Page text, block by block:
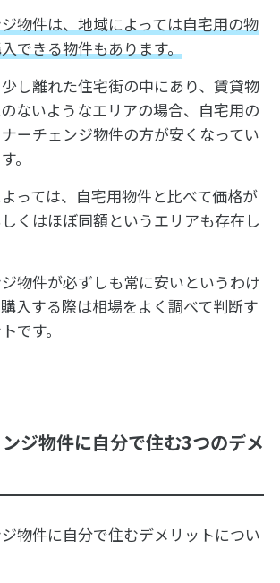
物件は、地域によっては自宅用の物
できる物件もあります。
し離れた住宅街の中にあり、賃貸物
ないようなエリアの場合、自宅用の
ーチェンジ物件の方が安くなってい
。
っては、自宅用物件と比べて価格が
くはほぼ同額というエリアも存在し
物件が必ずしも常に安いというわけ
入する際は相場をよく調べて判断す
です。
ジ物件に自分で住む3つのデメ
物件に自分で住むデメリットについ